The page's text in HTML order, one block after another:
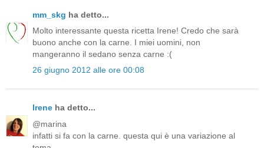
mm_skg ha detto...
Molto interessante questa ricetta Irene! Credo che sarà
buono anche con la carne. I miei uomini, non
mangeranno il sedano senza carne :(
26 giugno 2012 alle ore 00:08
Irene ha detto...
@marina
infatti si fa con la carne. questa qui è una variazione al